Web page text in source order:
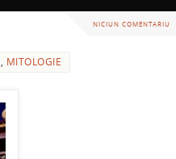
NICIUN COMENTARIU
, MITOLOGIE